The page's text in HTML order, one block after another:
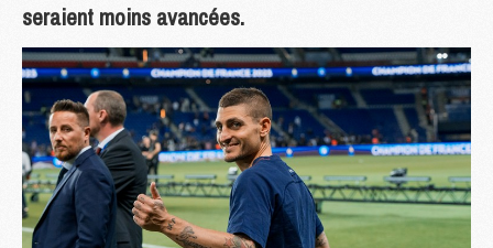
seraient moins avancées.